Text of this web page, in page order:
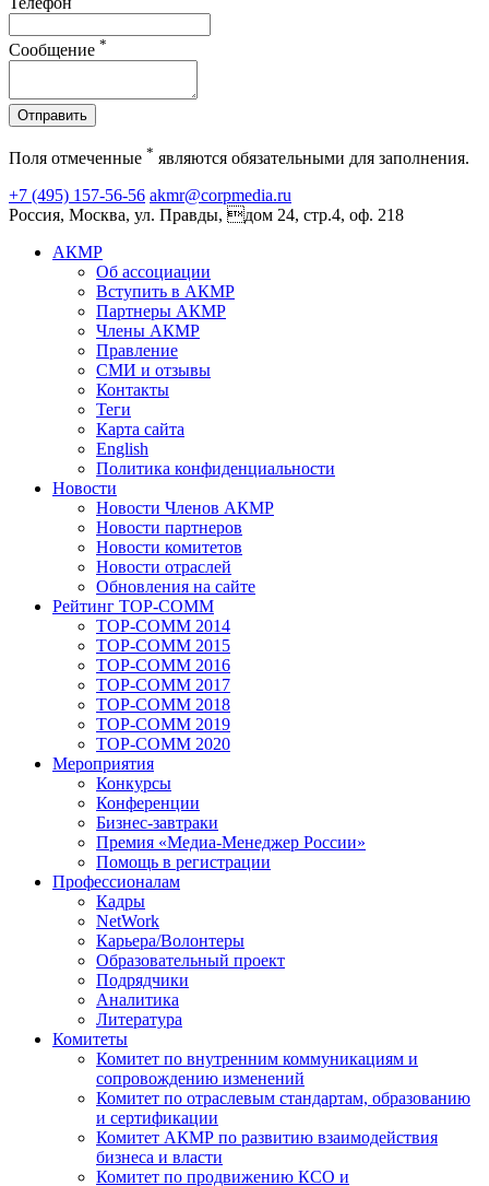
Сообщение *
Отправить
Поля отмеченные * являются обязательными для заполнения.
+7 (495) 157-56-56 akmr@corpmedia.ru
Россия, Москва, ул. Правды, дом 24, стр.4, оф. 218
АКМР
Об ассоциации
Вступить в АКМР
Партнеры АКМР
Члены АКМР
Правление
СМИ и отзывы
Контакты
Теги
Карта сайта
English
Политика конфиденциальности
Новости
Новости Членов АКМР
Новости партнеров
Новости комитетов
Новости отраслей
Обновления на сайте
Рейтинг TOP-COMM
TOP-COMM 2014
TOP-COMM 2015
TOP-COMM 2016
TOP-COMM 2017
TOP-COMM 2018
TOP-COMM 2019
TOP-COMM 2020
Мероприятия
Конкурсы
Конференции
Бизнес-завтраки
Премия «Медиа-Менеджер России»
Помощь в регистрации
Профессионалам
Кадры
NetWork
Карьера/Волонтеры
Образовательный проект
Подрядчики
Аналитика
Литература
Комитеты
Комитет по внутренним коммуникациям и
сопровождению изменений
Комитет по отраслевым стандартам, образованию
и сертификации
Комитет АКМР по развитию взаимодействия
бизнеса и власти
Комитет по продвижению КСО и